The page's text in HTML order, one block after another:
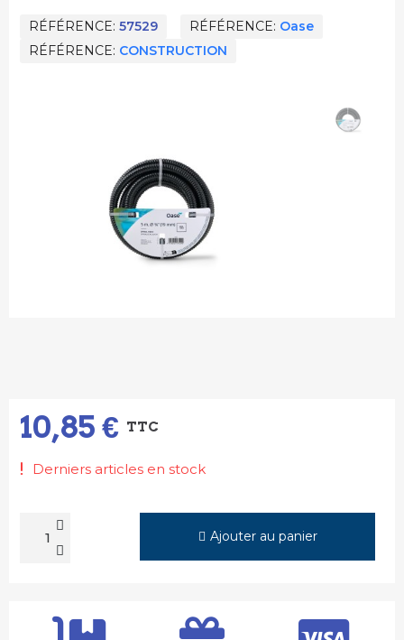
RÉFÉRENCE 57529 RÉFÉRENCE Oase
RÉFÉRENCE CONSTRUCTION
10,85 € TTC
Derniers articles en stock
Ajouter au panier